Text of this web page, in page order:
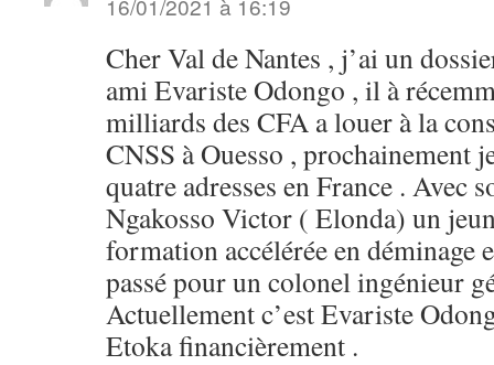
16/01/2021 à 16:19
Cher Val de Nantes , j’ai un
ami Evariste Odongo , il à
milliards des CFA a louer à la
CNSS à Ouesso , prochainement
quatre adresses en France . Avec
Ngakosso Victor ( Elonda) un
formation accélérée en déminage
passé pour un colonel ingénieur
Actuellement c’est Evariste
Etoka financièrement .